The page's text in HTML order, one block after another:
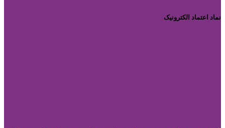
نماد اعتماد الکترونیک